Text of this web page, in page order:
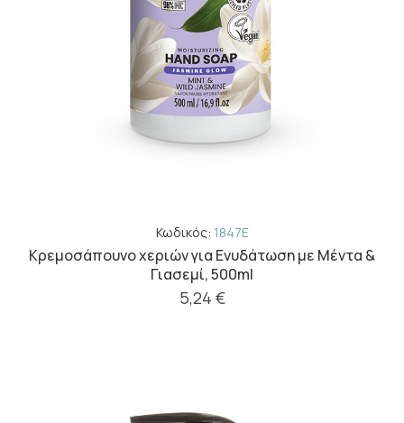
Κωδικός: 1847E
Κρεμοσάπουνο χεριών για Ενυδάτωση με Μέντα &
Γιασεμί, 500ml
5,24 €